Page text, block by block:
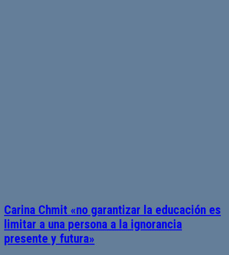
Carina Chmit «no garantizar la educación es
limitar a una persona a la ignorancia
presente y futura»